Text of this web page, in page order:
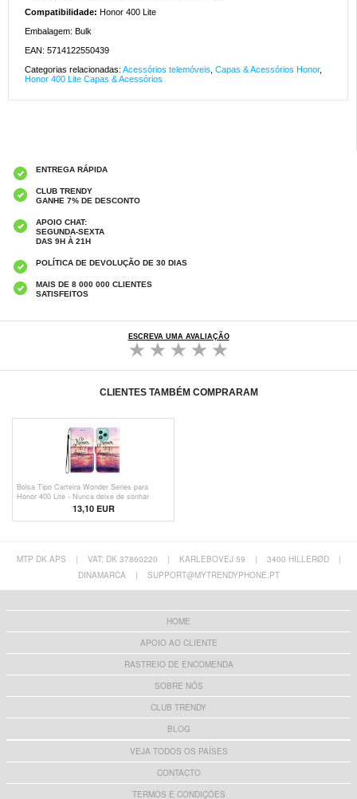
Compatibilidade: Honor 400 Lite
Embalagem: Bulk
EAN: 5714122550439
Categorias relacionadas: Acessórios telemóveis Capas & Acessórios Honor,
Honor 400 Lite Capas & Acessórios
ENTREGA RÁPIDA
CLUB TRENDY
GANHE 7% DE DESCONTO
APOIO CHAT:
SEGUNDA-SEXTA
DAS 9H À 21H
POLÍTICA DE DEVOLUÇÃO DE 30 DIAS
MAIS DE 8 000 000 CLIENTES
SATISFEITOS
ESCREVA UMA AVALIAÇÃO
CLIENTES TAMBÉM COMPRARAM
Bolsa Tipo Carteira Wonder Series para
Honor 400 Lite - Nunca deixe de sonhar
13,10 EUR
MTP DK APS | VAT: DK 37860220 | KARLEBOVEJ 59 | 3400 HILLERØD
|
DINAMARCA
| SUPPORT@MYTRENDYPHONE.PT
HOME
APOIO AO CLIENTE
RASTREIO DE ENCOMENDA
SOBRE NÓS
CLUB TRENDY
BLOG
VEJA TODOS OS PAÍSES
CONTACTO
TERMOS E CONDIÇÕES